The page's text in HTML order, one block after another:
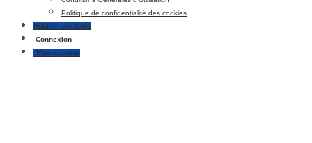
Politique de confidentialité des cookies
Publier une Offre
Connexion
S’enregistrer